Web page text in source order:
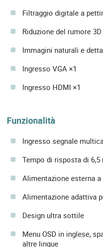
Filtraggio digitale a
Riduzione del rumore 3D
Immagini naturali e
Ingresso VGA ×1
Ingresso HDMI ×1
Funzionalità
Ingresso segnale
Tempo di risposta di 6,5
Alimentazione esterna
Alimentazione adattiva
Design ultra sottile
Menu OSD in inglese,
altre lingue